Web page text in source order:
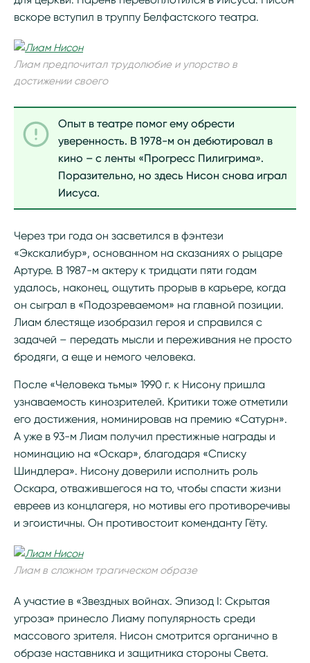
вскоре вступил в труппу Белфастского театра.
Лиам предпочитал трудолюбие и упорство в
достижении своего
Опыт в театре помог ему обрести
уверенность. В 1978-м он дебютировал в
кино – с ленты «Прогресс Пилигрима».
Поразительно, но здесь Нисон снова играл
Иисуса.
Через три года он засветился в фэнтези
«Экскалибур», основанном на сказаниях о рыцаре
Артуре. В 1987-м актеру к тридцати пяти годам
удалось, наконец, ощутить прорыв в карьере, когда
он сыграл в «Подозреваемом» на главной позиции.
Лиам блестяще изобразил героя и справился с
задачей – передать мысли и переживания не просто
бродяги, а еще и немого человека.
После «Человека тьмы» 1990 г. к Нисону пришла
узнаваемость кинозрителей. Критики тоже отметили
его достижения, номинировав на премию «Сатурн».
А уже в 93-м Лиам получил престижные награды и
номинацию на «Оскар», благодаря «Списку
Шиндлера». Нисону доверили исполнить роль
Оскара, отважившегося на то, чтобы спасти жизни
евреев из концлагеря, но мотивы его противоречивы
и эгоистичны. Он противостоит коменданту Гёту.
Лиам в сложном трагическом образе
А участие в «Звездных войнах. Эпизод I: Скрытая
угроза» принесло Лиаму популярность среди
массового зрителя. Нисон смотрится органично в
образе наставника и защитника стороны Света.